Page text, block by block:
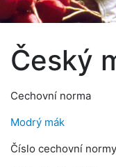
Český
Cechovní norma
Modrý mák
Číslo cechovní normy